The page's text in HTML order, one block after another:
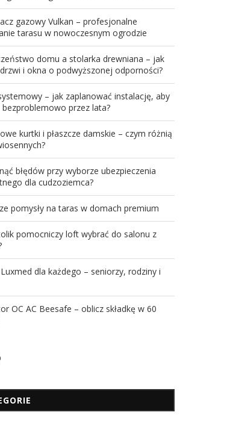
gazowy Vulkan – profesjonalne
tarasu w nowoczesnym ogrodzie
domu a stolarka drewniana – jak
i okna o podwyższonej odporności?
– jak zaplanować instalację, aby
bezproblemowo przez lata?
kurtki i płaszcze damskie – czym różnią
błędów przy wyborze ubezpieczenia
dla cudzoziemca?
pomysły na taras w domach premium
pomocniczy loft wybrać do salonu z
dla każdego – seniorzy, rodziny i
OC AC Beesafe – oblicz składkę w 60